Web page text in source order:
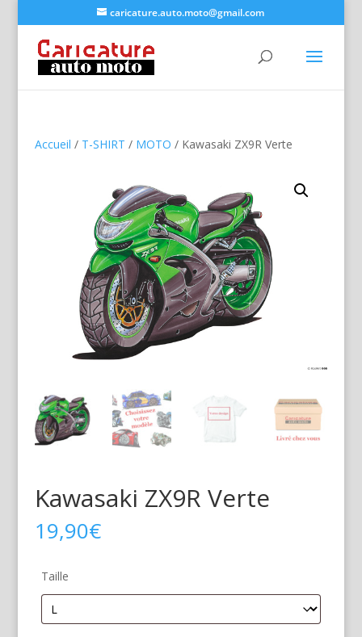
caricature.auto.moto@gmail.com
Accueil / T-SHIRT / MOTO / Kawasaki ZX9R Verte
Kawasaki ZX9R Verte
19,90€
Taille